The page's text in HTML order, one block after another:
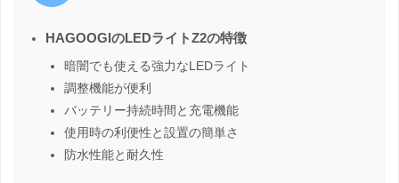
HAGOOGIのLEDライトZ2の特徴
暗闇でも使える強力なLEDライト
調整機能が便利
バッテリー持続時間と充電機能
使用時の利便性と設置の簡単さ
防水性能と耐久性